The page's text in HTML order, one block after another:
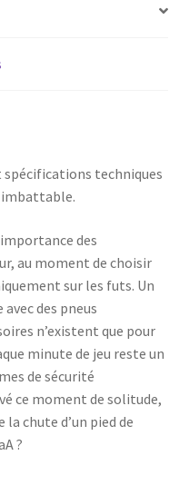
spécifications techniques
des
au moment de choisir
sur les futs. Un
des pneus
n’existent que pour
minute de jeu reste un
de sécurité
ce moment de solitude,
chute d’un pied de
?